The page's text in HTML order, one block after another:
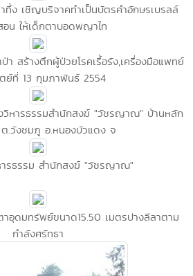
ทิ้ง เชิญบริจาคทำเป็นบัตรคำอักษรเบรลล์
อน ให้เด็กตาบอดพญาไท
า สร้างตึกผู้ป่วยโรคเรื้อรัง,เครื่องมือแพทย์
ย์ที่ 13 กุมภาพันธ์ 2554
หารธรรมสำนักสงฆ์ "วัชรญาณ" บ้านหลัก
.วังชมภู อ.หนองบัวแดง จ
ารธรรม สำนักสงฆ์ "วัชรญาณ"
อุดมทรัพย์ขนาด15.50 เมตรปางลีลาตาม
กำลังศรัทธา